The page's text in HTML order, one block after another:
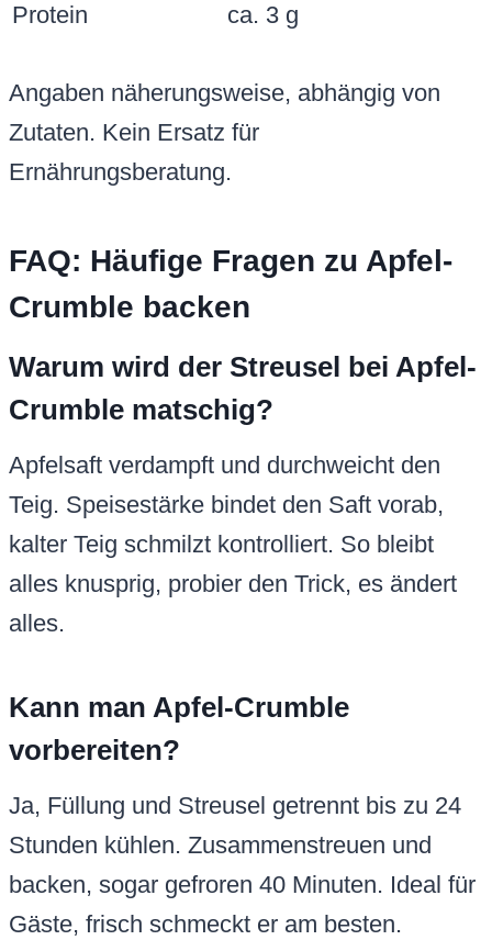
Protein
ca. 3 g
Angaben näherungsweise, abhängig von
Zutaten. Kein Ersatz für
Ernährungsberatung.
FAQ: Häufige Fragen zu Apfel-
Crumble backen
Warum wird der Streusel bei Apfel-
Crumble matschig?
Apfelsaft verdampft und durchweicht den
Teig. Speisestärke bindet den Saft vorab,
kalter Teig schmilzt kontrolliert. So bleibt
alles knusprig, probier den Trick, es ändert
alles.
Kann man Apfel-Crumble
vorbereiten?
Ja, Füllung und Streusel getrennt bis zu 24
Stunden kühlen. Zusammenstreuen und
backen, sogar gefroren 40 Minuten. Ideal für
Gäste, frisch schmeckt er am besten.